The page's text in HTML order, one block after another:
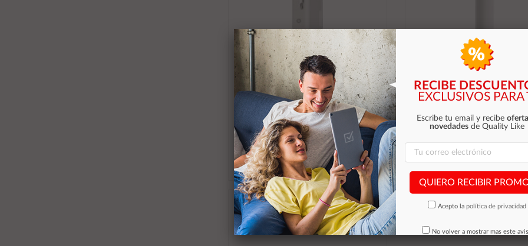
÷ Ventilador mini portatil conceptronic
aeriva03c turbo placa enfriamiento
pantalla digital blanco cre
31,85 €
Stocks (+10)
Añadir al carrito
÷ Ventilador mini portatil
aeriva01w 3 velocidades bateria
11,27 €
Stocks (+10)
Añadir al carrito
RECIBE
EXCLUSIVOS PARA
Escribe tu email y recibe
novedades de Quality Like
QUIERO RECIBIR
Acepto la política de privacidad
No volver a mostrar mas este